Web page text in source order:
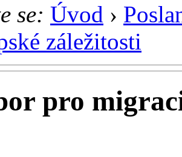
se: Úvod ›
záležitosti
pro